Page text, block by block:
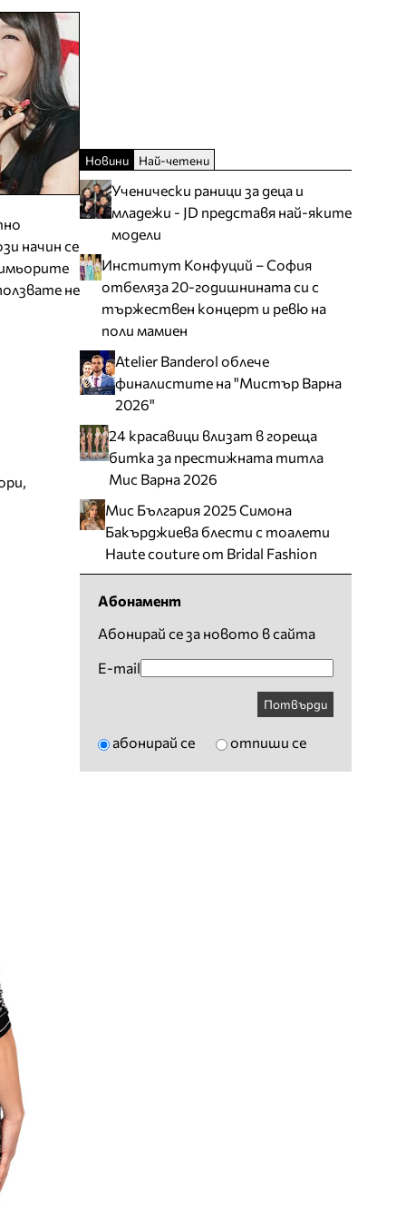
начин се
не
Новини Най-четени
Ученически раници за деца и
младежи - JD представя най-яките
модели
Институт Конфуций – София
отбеляза 20-годишнината си с
тържествен концерт и ревю на
поли мамиен
Atelier Banderol облече
финалистите на "Мистър Варна
2026"
24 красавици влизат в гореща
битка за престижната титла
Мис Варна 2026
Мис България 2025 Симона
Бакърджиева блести с тоалети
Haute couture от Bridal Fashion
Абонамент
Абонирай се за новото в сайта
E-mail
Потвърди
абонирай се отпиши се